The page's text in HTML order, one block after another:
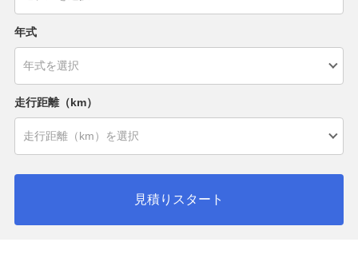
年式
走行距離（km）
見積りスタート